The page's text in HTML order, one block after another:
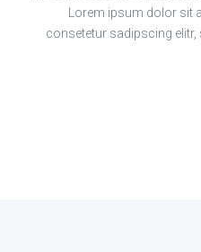
Lorem ipsum dolor sit
consetetur sadipscing